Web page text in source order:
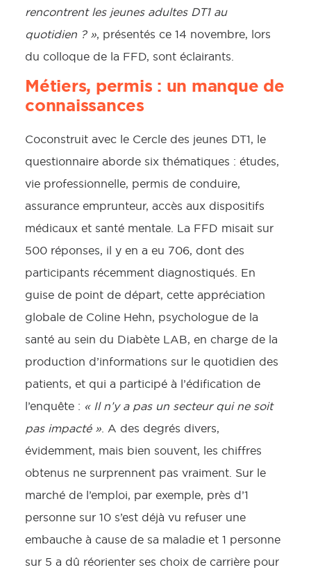
rencontrent les jeunes adultes DT1 au
quotidien ? », présentés ce 14 novembre, lors
du colloque de la FFD, sont éclairants.
Métiers, permis : un manque de
connaissances
Coconstruit avec le Cercle des jeunes DT1, le
questionnaire aborde six thématiques : études,
vie professionnelle, permis de conduire,
assurance emprunteur, accès aux dispositifs
médicaux et santé mentale. La FFD misait sur
500 réponses, il y en a eu 706, dont des
participants récemment diagnostiqués. En
guise de point de départ, cette appréciation
globale de Coline Hehn, psychologue de la
santé au sein du Diabète LAB, en charge de la
production d’informations sur le quotidien des
patients, et qui a participé à l’édification de
l’enquête : « Il n’y a pas un secteur qui ne soit
pas impacté » . A des degrés divers,
évidemment, mais bien souvent, les chiffres
obtenus ne surprennent pas vraiment. Sur le
marché de l’emploi, par exemple, près d’1
personne sur 10 s’est déjà vu refuser une
embauche à cause de sa maladie et 1 personne
sur 5 a dû réorienter ses choix de carrière pour